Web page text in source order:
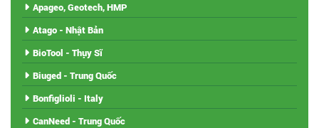
Apageo, Geotech, HMP
Atago - Nhật Bản
BioTool - Thụy Sĩ
Biuged - Trung Quốc
Bonfiglioli - Italy
CanNeed - Trung Quốc